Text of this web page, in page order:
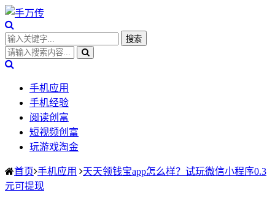
手机应用
手机经验
阅读创富
短视频创富
玩游戏淘金
首页 手机应用
天天领钱宝app怎么样？试玩微信小程序0.3
元可提现